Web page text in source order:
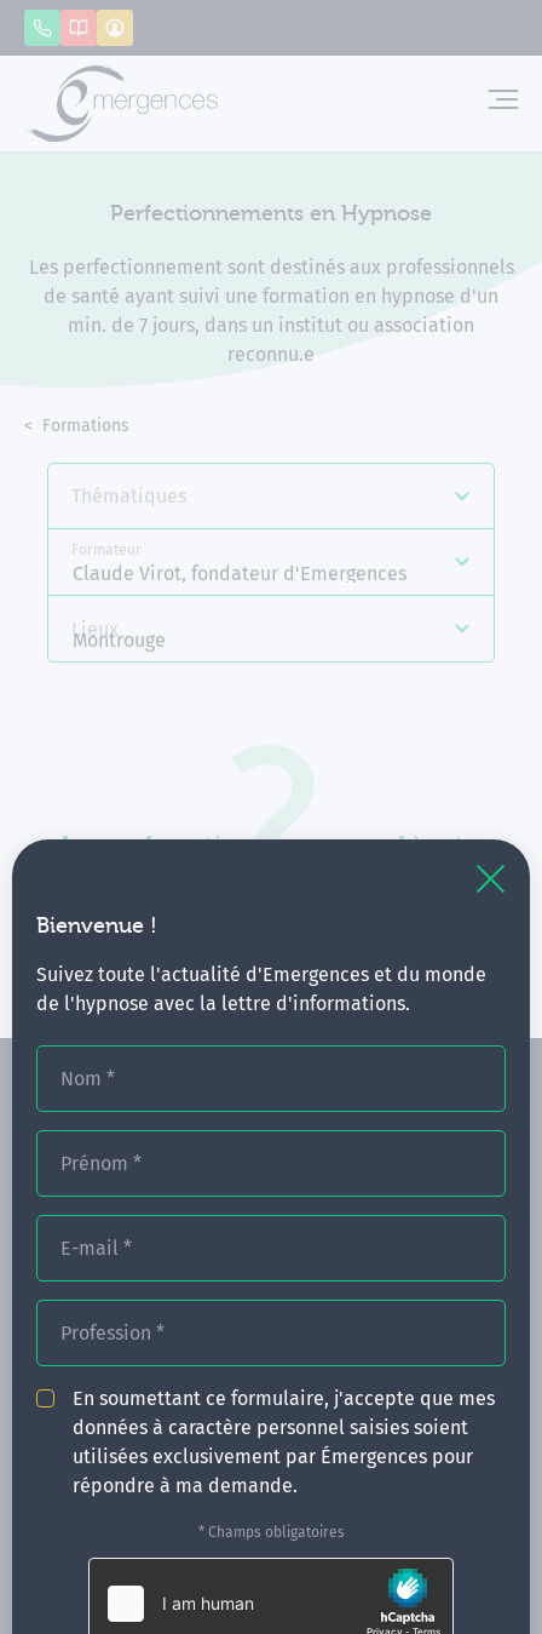
Bienvenue !
Suivez toute l'actualité d'Emergences et du monde
de l'hypnose avec la lettre d'informations.
Nom *
Prénom *
E-mail *
Profession *
En soumettant ce formulaire, j'accepte que mes
données à caractère personnel saisies soient
utilisées exclusivement par Émergences pour
répondre à ma demande.
* Champs obligatoires
AppelerCatalogue
Perfectionnements en Hypnose
Les perfectionnement sont destinés aux professionnels
de santé ayant suivi une formation en hypnose d'un
min. de 7 jours, dans un institut ou association
reconnu.e
Accueil
Formations
Thématiques
Formateur
Claude Virot, fondateur d'Emergences
Lieux
Montrouge
Aucune formation ne correspond à votre
Vous pouvez renouveler votre requête en élargissant
FORMATIONS
NOS FORMATEURS
ACTUALITÉS
INFOS PRATIQUES
Qui sommes-nous ?
35000 Rennes
02 99 05 25 47
Panneau de gestion des cookies